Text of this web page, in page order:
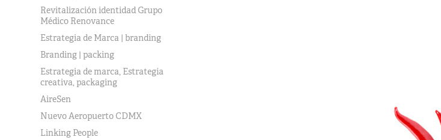
Revitalización identidad Grupo
Médico Renovance
Estrategia de Marca | branding
Branding | packing
Estrategia de marca, Estrategia
creativa, packaging
AireSen
Nuevo Aeropuerto CDMX
Linking People